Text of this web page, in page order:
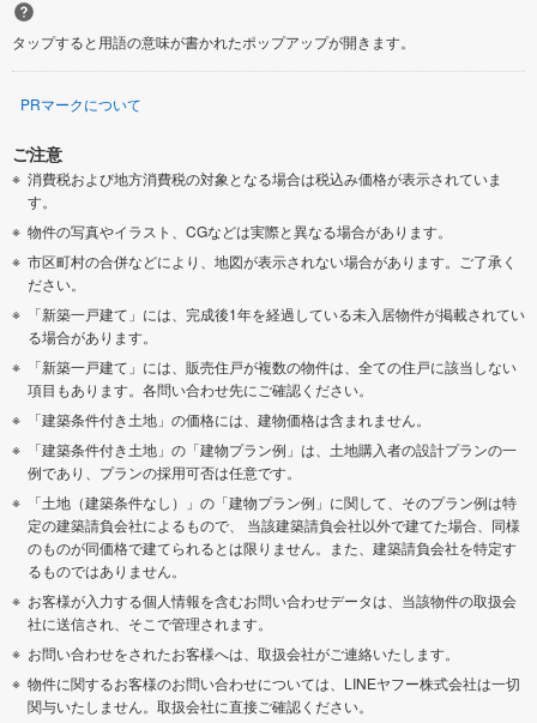
タップすると用語の意味が書かれたポップアップが開きます。
PRマークについて
ご注意
消費税および地方消費税の対象となる場合は税込み価格が表示されていま
す。
物件の写真やイラスト、CGなどは実際と異なる場合があります。
市区町村の合併などにより、地図が表示されない場合があります。ご了承く
ださい。
「新築一戸建て」には、完成後1年を経過している未入居物件が掲載されてい
る場合があります。
「新築一戸建て」には、販売住戸が複数の物件は、全ての住戸に該当しない
項目もあります。各問い合わせ先にご確認ください。
「建築条件付き土地」の価格には、建物価格は含まれません。
「建築条件付き土地」の「建物プラン例」は、土地購入者の設計プランの一
例であり、プランの採用可否は任意です。
「土地（建築条件なし）」の「建物プラン例」に関して、そのプラン例は特
定の建築請負会社によるもので、 当該建築請負会社以外で建てた場合、同様
のものが同価格で建てられるとは限りません。また、建築請負会社を特定す
るものではありません。
お客様が入力する個人情報を含むお問い合わせデータは、当該物件の取扱会
社に送信され、そこで管理されます。
お問い合わせをされたお客様へは、取扱会社がご連絡いたします。
物件に関するお客様のお問い合わせについては、LINEヤフー株式会社は一切
関与いたしません。取扱会社に直接ご確認ください。